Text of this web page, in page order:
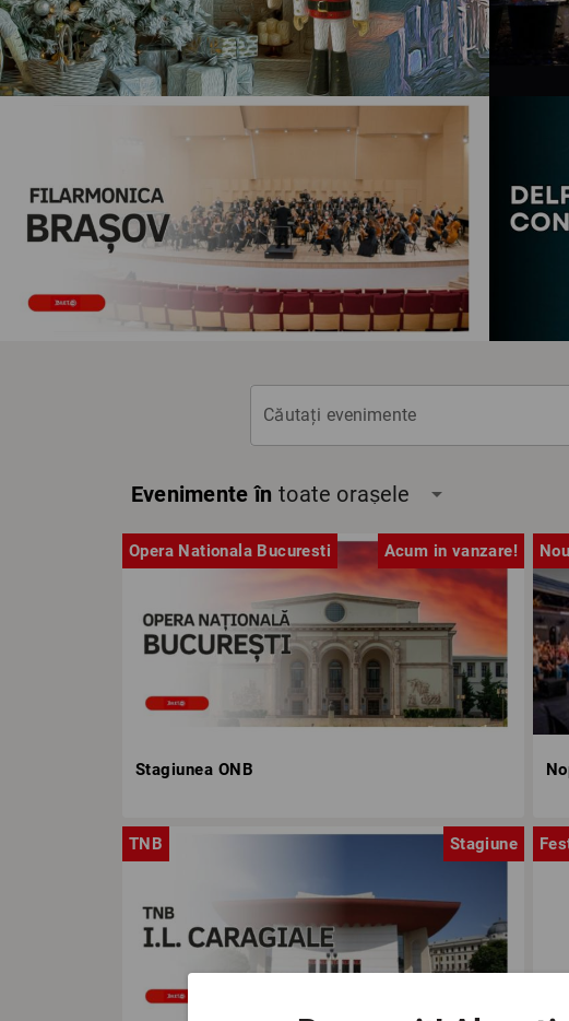
Căutați evenimente
Evenimente în toate orașele arrow_drop_down
Opera Nationala Bucuresti Acum in vanzare!
Stagiunea ONB
TNB Stagiune